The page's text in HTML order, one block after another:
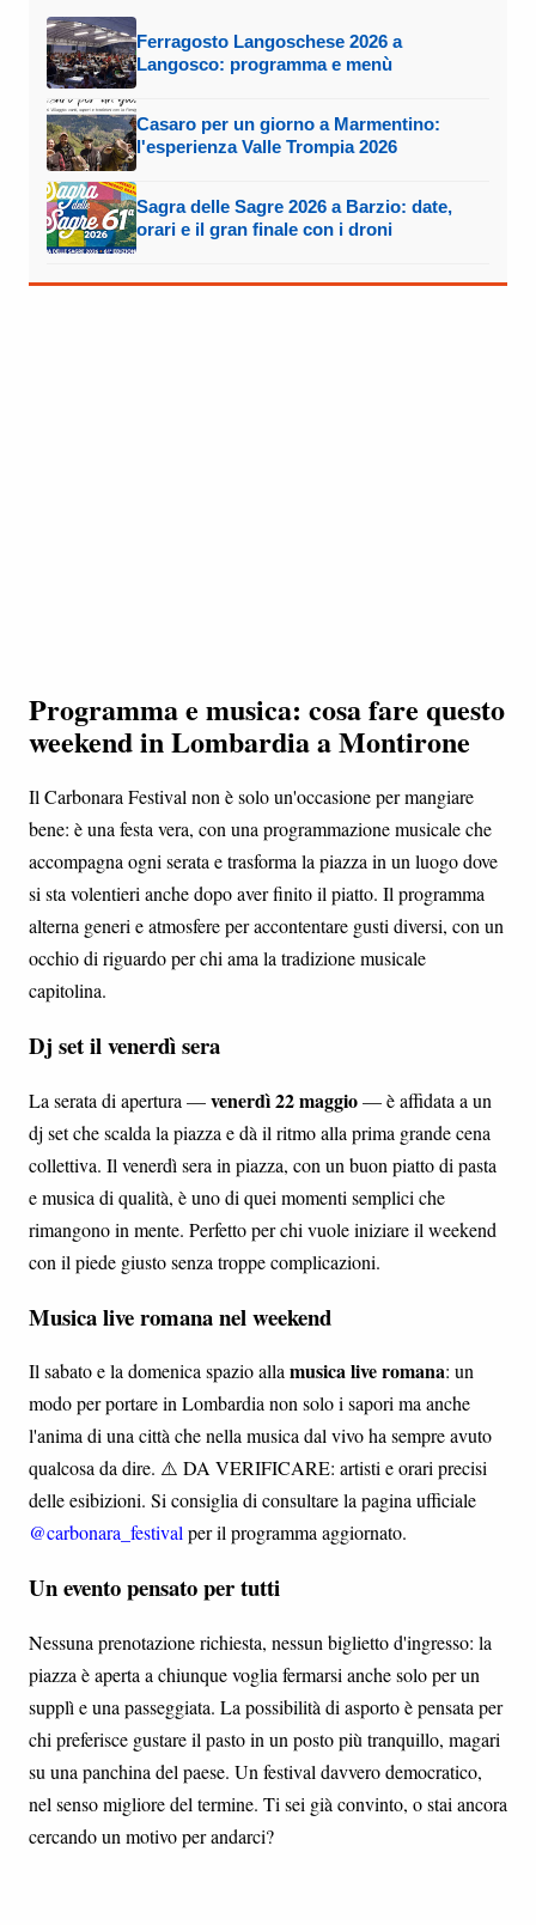
Ferragosto Langoschese 2026 a
Langosco: programma e menù
Casaro per un giorno a Marmentino:
l'esperienza Valle Trompia 2026
Sagra delle Sagre 2026 a Barzio: date,
orari e il gran finale con i droni
Programma e musica: cosa fare questo
weekend in Lombardia a Montirone
Il Carbonara Festival non è solo un'occasione per mangiare
bene: è una festa vera, con una programmazione musicale che
accompagna ogni serata e trasforma la piazza in un luogo dove
si sta volentieri anche dopo aver finito il piatto. Il programma
alterna generi e atmosfere per accontentare gusti diversi, con un
occhio di riguardo per chi ama la tradizione musicale
capitolina.
Dj set il venerdì sera
La serata di apertura —venerdì 22 maggio— è affidata a un
dj set che scalda la piazza e dà il ritmo alla prima grande cena
collettiva. Il venerdì sera in piazza, con un buon piatto di pasta
e musica di qualità, è uno di quei momenti semplici che
rimangono in mente. Perfetto per chi vuole iniziare il weekend
con il piede giusto senza troppe complicazioni.
Musica live romana nel weekend
Il sabato e la domenica spazio allamusica live romana: un
modo per portare in Lombardia non solo i sapori ma anche
l'anima di una città che nella musica dal vivo ha sempre avuto
qualcosa da dire. ⚠️ DA VERIFICARE: artisti e orari precisi
delle esibizioni. Si consiglia di consultare la pagina ufficiale
@carbonara_festivalper il programma aggiornato.
Un evento pensato per tutti
Nessuna prenotazione richiesta, nessun biglietto d'ingresso: la
piazza è aperta a chiunque voglia fermarsi anche solo per un
supplì e una passeggiata. La possibilità di asporto è pensata per
chi preferisce gustare il pasto in un posto più tranquillo, magari
su una panchina del paese. Un festival davvero democratico,
nel senso migliore del termine. Ti sei già convinto, o stai ancora
cercando un motivo per andarci?